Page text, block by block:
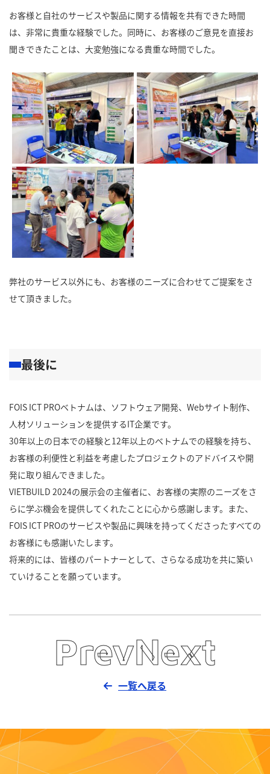
お客様と自社のサービスや製品に関する情報を共有できた時間
は、非常に貴重な経験でした。同時に、お客様のご意見を直接お
聞きできたことは、大変勉強になる貴重な時間でした。
弊社のサービス以外にも、お客様のニーズに合わせてご提案をさ
せて頂きました。
最後に
FOIS ICT PROベトナムは、ソフトウェア開発、Webサイト制作、
人材ソリューションを提供するIT企業です。
30年以上の日本での経験と12年以上のベトナムでの経験を持ち、
お客様の利便性と利益を考慮したプロジェクトのアドバイスや開
発に取り組んできました。
VIETBUILD 2024の展示会の主催者に、お客様の実際のニーズをさ
らに学ぶ機会を提供してくれたことに心から感謝します。また、
FOIS ICT PROのサービスや製品に興味を持ってくださったすべての
お客様にも感謝いたします。
将来的には、皆様のパートナーとして、さらなる成功を共に築い
ていけることを願っています。
PrevNext
一覧へ戻る